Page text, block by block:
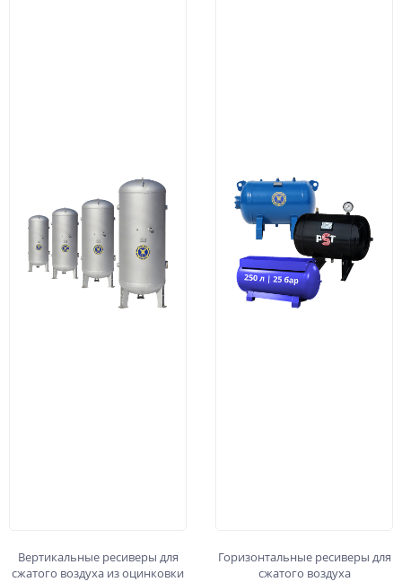
Вертикальные ресиверы для
сжатого воздуха из оцинковки
Горизонтальные ресиверы для
сжатого воздуха